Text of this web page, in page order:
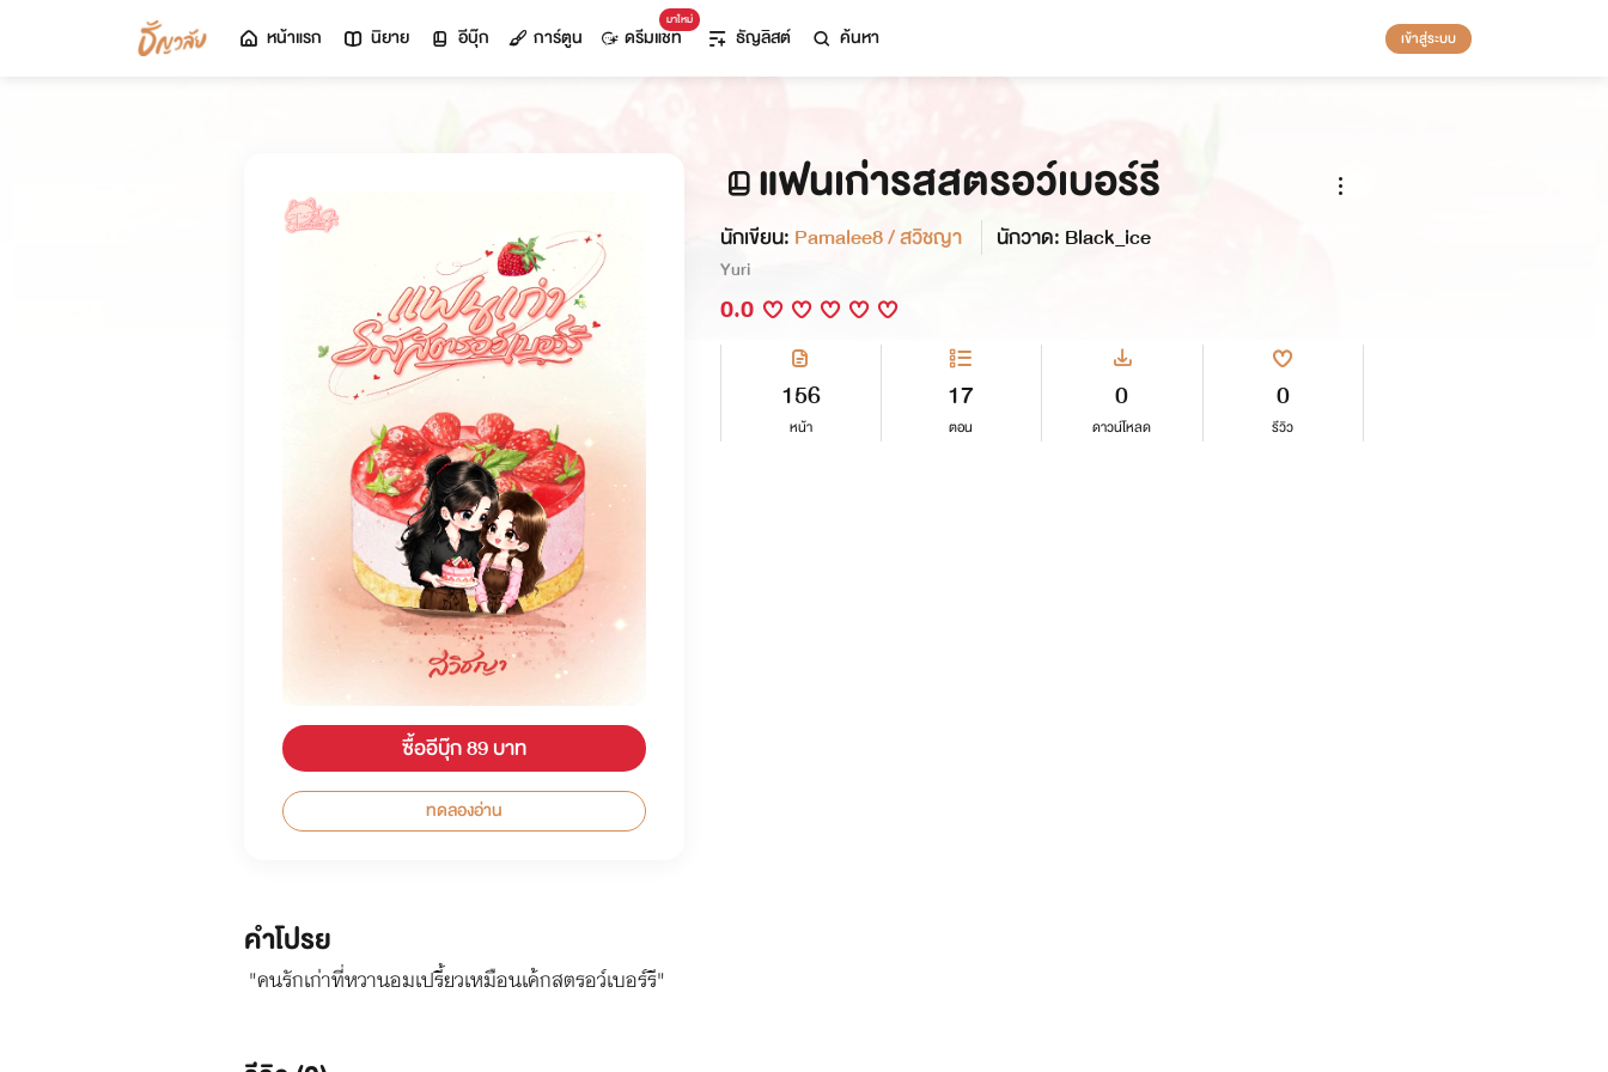
หน้าแรก นิยาย อีบุ๊ก การ์ตูน
มาใหม่
ดรีมแชท ธัญลิสต์ ค้นหา เข้าสู่ระบบ
ซื้ออีบุ๊ก 89 บาท
ทดลองอ่าน
แฟนเก่ารสสตรอว์เบอร์รี
นักเขียน: Pamalee8 / สวิชญา นักวาด: Black_ice
Yuri
0.0
156
หน้า
17
ตอน
0
ดาวน์โหลด
0
รีวิว
คำโปรย
"คนรักเก่าที่หวานอมเปรี้ยวเหมือนเค้กสตรอว์เบอร์รี"